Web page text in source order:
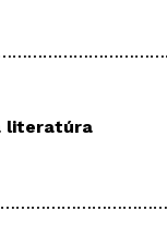
literatúra